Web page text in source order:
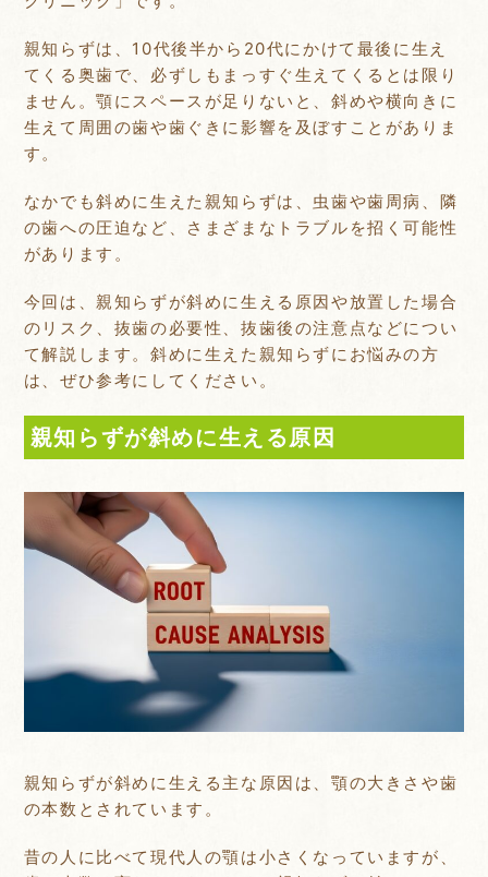
親知らずは、10代後半から20代にかけて最後に生え
てくる奥歯で、必ずしもまっすぐ生えてくるとは限り
ません。顎にスペースが足りないと、斜めや横向きに
生えて周囲の歯や歯ぐきに影響を及ぼすことがありま
す。
なかでも斜めに生えた親知らずは、虫歯や歯周病、隣
の歯への圧迫など、さまざまなトラブルを招く可能性
があります。
今回は、親知らずが斜めに生える原因や放置した場合
のリスク、抜歯の必要性、抜歯後の注意点などについ
て解説します。斜めに生えた親知らずにお悩みの方
は、ぜひ参考にしてください。
親知らずが斜めに生える原因
親知らずが斜めに生える主な原因は、顎の大きさや歯
の本数とされています。
昔の人に比べて現代人の顎は小さくなっていますが、